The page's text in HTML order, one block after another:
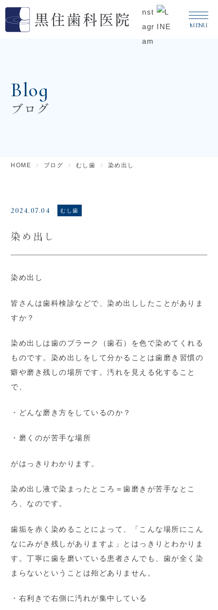
MENUメ
Blog
ブログ
HOME ブログ むし歯 染め出し
2024.07.04 むし歯
染め出し
染め出し
皆さんは歯科検診などで、染め出ししたことがありま
すか？
染め出しは歯のプラーク（歯石）を色で染めてくれる
ものです。染め出しをして分かることは歯磨き習慣の
癖や磨き残しの場所です。汚れを見える化すること
で、
・どんな磨き方をしているのか？
・磨くのが苦手な場所
がはっきりわかります。
染め出し液で染まったところ＝歯磨きが苦手なとこ
ろ、なのです。
歯垢を赤く染めることによって、「こんな場所にこん
なにみがき残しがありますよ」とはっきりとわかりま
す。丁寧に歯を磨いている患者さんでも、歯が全く染
まらないということは殆どありません。
・右利きで右側に汚れが集中している